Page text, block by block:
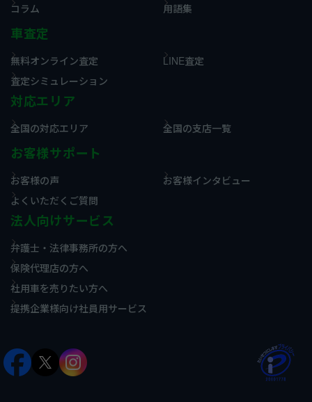
コラム 用語集
車査定
無料オンライン査定
LINE査定
査定シミュレーション
対応エリア
全国の対応エリア 全国の支店一覧
お客様サポート
お客様の声
お客様インタビュー
よくいただくご質問
法人向けサービス
弁護士・法律事務所の方へ
保険代理店の方へ
社用車を売りたい方へ
提携企業様向け社員用サービス